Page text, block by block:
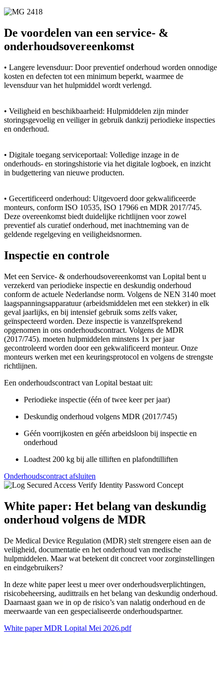
De voordelen van een service- &
onderhoudsovereenkomst
• Langere levensduur: Door preventief onderhoud worden onnodige
kosten en defecten tot een minimum beperkt, waarmee de
levensduur van het hulpmiddel wordt verlengd.
• Veiligheid en beschikbaarheid: Hulpmiddelen zijn minder
storingsgevoelig en veiliger in gebruik dankzij periodieke inspecties
en onderhoud.
• Digitale toegang serviceportaal: Volledige inzage in de
onderhouds- en storingshistorie via het digitale logboek, en inzicht
in budgettering van nieuwe producten.
• Gecertificeerd onderhoud: Uitgevoerd door gekwalificeerde
monteurs, conform ISO 10535, ISO 17966 en MDR 2017/745.
Deze overeenkomst biedt duidelijke richtlijnen voor zowel
preventief als curatief onderhoud, met inachtneming van de
geldende regelgeving en veiligheidsnormen.
Inspectie en controle
Met een Service- & onderhoudsovereenkomst van Lopital bent u
verzekerd van periodieke inspectie en deskundig onderhoud
conform de actuele Nederlandse norm. Volgens de NEN 3140 moet
laagspanningsapparatuur (arbeidsmiddelen met een stekker) in elk
geval jaarlijks, en bij intensief gebruik soms zelfs vaker,
geïnspecteerd worden. Deze inspectie is vanzelfsprekend
opgenomen in ons onderhoudscontract. Volgens de MDR
(2017/745). moeten hulpmiddelen minstens 1x per jaar
gecontroleerd worden door een gekwalificeerd monteur. Onze
monteurs werken met een keuringsprotocol en volgens de strengste
richtlijnen.
Een onderhoudscontract van Lopital bestaat uit:
Periodieke inspectie (één of twee keer per jaar)
Deskundig onderhoud volgens MDR (2017/745)
Géén voorrijkosten en géén arbeidsloon bij inspectie en
onderhoud
Loadtest 200 kg bij alle tilliften en plafondtilliften
Onderhoudscontract afsluiten
White paper: Het belang van deskundig
onderhoud volgens de MDR
De Medical Device Regulation (MDR) stelt strengere eisen aan de
veiligheid, documentatie en het onderhoud van medische
hulpmiddelen. Maar wat betekent dit concreet voor zorginstellingen
en eindgebruikers?
In deze white paper leest u meer over onderhoudsverplichtingen,
risicobeheersing, audittrails en het belang van deskundig onderhoud.
Daarnaast gaan we in op de risico’s van nalatig onderhoud en de
meerwaarde van een gespecialiseerde onderhoudspartner.
White paper MDR Lopital Mei 2026.pdf